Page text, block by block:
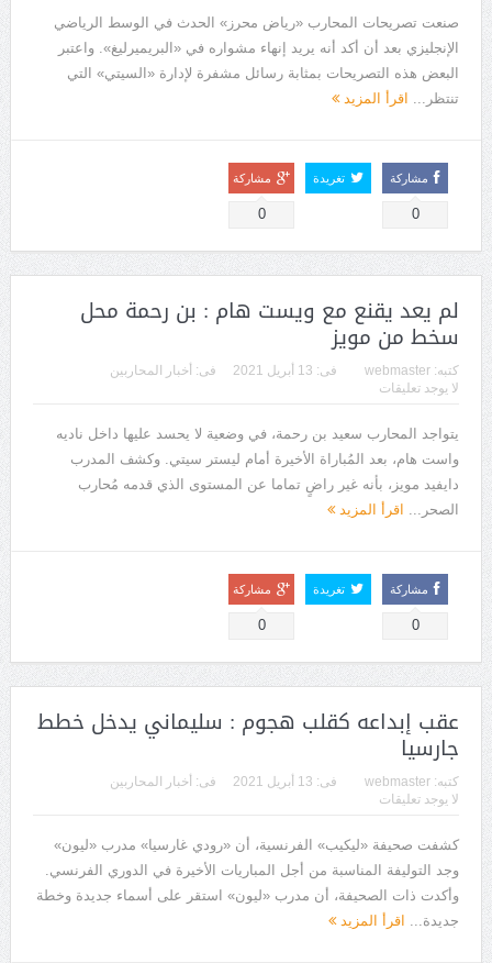
صنعت تصريحات المحارب «رياض محرز» الحدث في الوسط الرياضي
الإنجليزي بعد أن أكد أنه يريد إنهاء مشواره في «البريميرليغ». واعتبر
البعض هذه التصريحات بمثابة رسائل مشفرة لإدارة «السيتي» التي
تنتظر... اقرأ المزيد
مشاركة
0
تغريدة مشاركة
0
لم يعد يقنع مع ويست هام : بن رحمة محل
سخط من مويز
كتبه: webmaster فى: 13 أبريل 2021 فى: أخبار المحاربين
لا يوجد تعليقات
يتواجد المحارب سعيد بن رحمة، في وضعية لا يحسد عليها داخل ناديه
واست هام، بعد المُباراة الأخيرة أمام ليستر سيتي. وكشف المدرب
دايفيد مويز، بأنه غير راضٍ تماما عن المستوى الذي قدمه مُحارب
الصحر... اقرأ المزيد
مشاركة
0
تغريدة مشاركة
0
عقب إبداعه كقلب هجوم : سليماني يدخل خطط
جارسيا
كتبه: webmaster فى: 13 أبريل 2021 فى: أخبار المحاربين
لا يوجد تعليقات
كشفت صحيفة «ليكيب» الفرنسية، أن «رودي غارسيا» مدرب «ليون»
وجد التوليفة المناسبة من أجل المباريات الأخيرة في الدوري الفرنسي.
وأكدت ذات الصحيفة، أن مدرب «ليون» استقر على أسماء جديدة وخطة
جديدة... اقرأ المزيد